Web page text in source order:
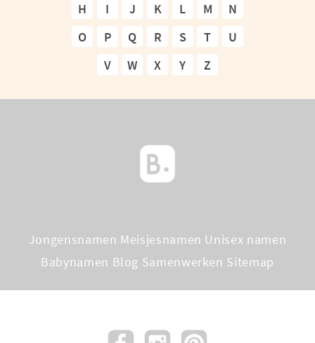
H
I J K L M
N
O
P Q R S T
U
V
W X Y Z
Jongensnamen Meisjesnamen Unisex namen
Babynamen Blog Samenwerken Sitemap